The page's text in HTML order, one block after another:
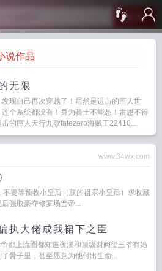
搜 索
说作品
无限
现自己再次穿越了！居然是进击的巨人世
个系统都没有！身为骑士不能怂！雷恩不得
的巨人天行九歌fatezero海贼王22410...
www.34wx.com
不要等预收小皇后（朕的祖宗小皇后）求收藏
强取豪夺修罗场晋帝...
执大佬成我裙下之臣
都上流圈都知道夜溪和顶级财阀玺三爷有婚
骨子里，甚至愿意为他付出生命...